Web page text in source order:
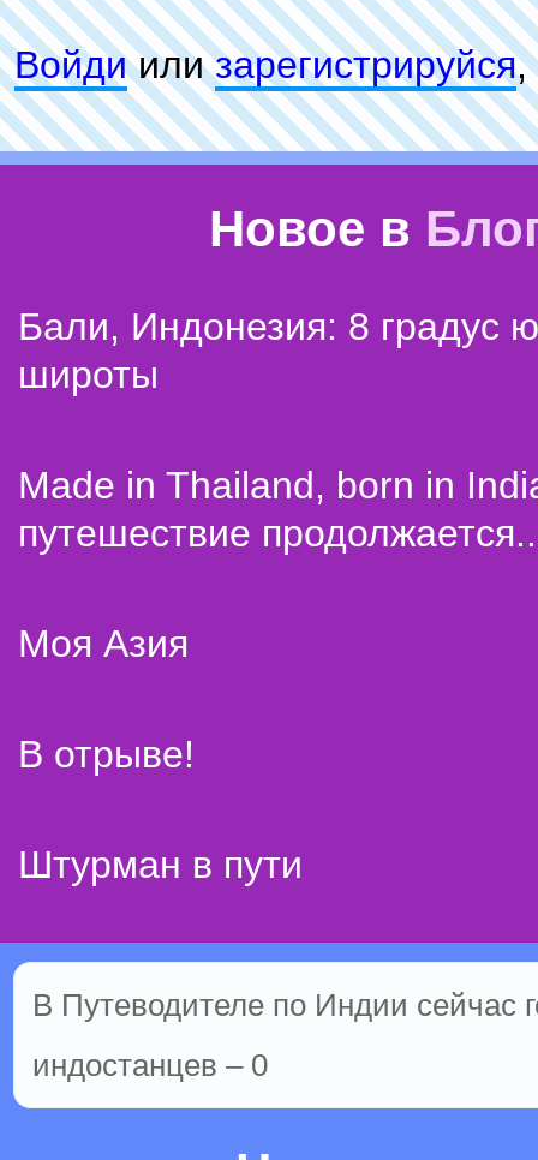
Войдиилизарeгиcтpируйся,
Новое в
Бали, Индонезия: 8 градус
широты
Made in Thailand, born in
путешествие
Моя Азия
В отрыве!
Штурман в пути
В Путеводителе по Индии сейчас
индостанцев – 0